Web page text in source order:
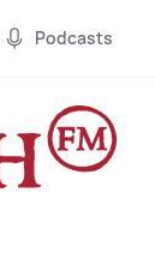
Podcasts